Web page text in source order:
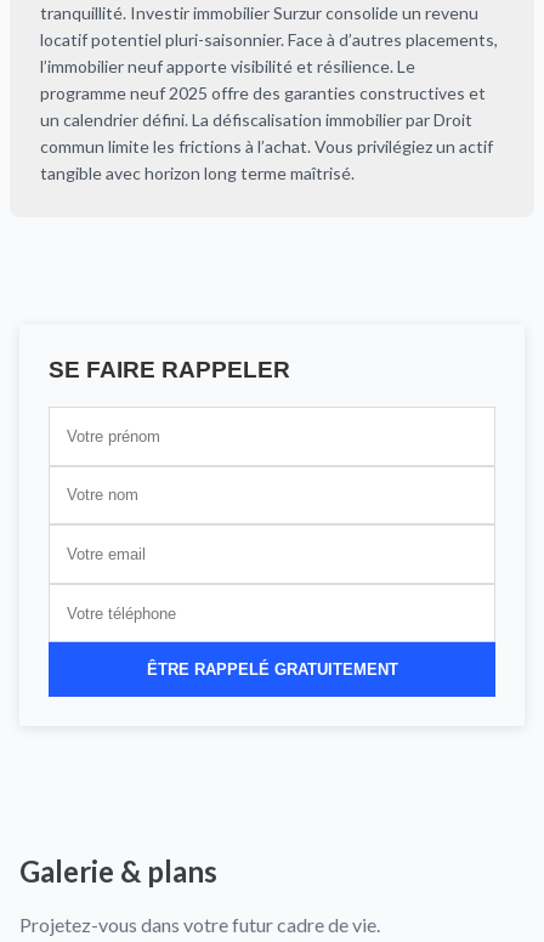
tranquillité. Investir immobilier Surzur consolide un revenu
locatif potentiel pluri-saisonnier. Face à d’autres placements,
l’immobilier neuf apporte visibilité et résilience. Le
programme neuf 2025 offre des garanties constructives et
un calendrier défini. La défiscalisation immobilier par Droit
commun limite les frictions à l’achat. Vous privilégiez un actif
tangible avec horizon long terme maîtrisé.
SE FAIRE RAPPELER
ÊTRE RAPPELÉ GRATUITEMENT
Galerie & plans
Projetez-vous dans votre futur cadre de vie.